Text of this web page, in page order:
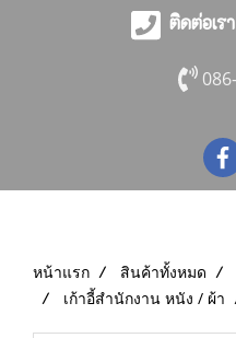
ติดต่อเร
หน้าแรก สินค้าทั้งหมด
เก้าอี้สำนักงาน หนัง / ผ้า